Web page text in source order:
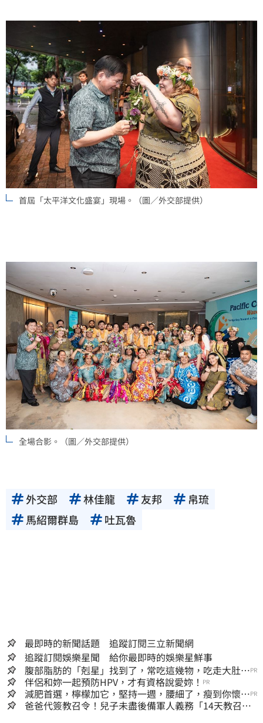
首屆「太平洋文化盛宴」現場。（圖／外交部提供）
全場合影。（圖／外交部提供）
外交部 林佳龍 友邦
帛琉
馬紹爾群島
吐瓦魯
最即時的新聞話題 追蹤訂閱三立新聞網
追蹤訂閱娛樂星聞 給你最即時的娛樂星鮮事
腹部脂肪的「剋星」找到了，常吃這幾物，吃走大肚
囊，瘦出小蠻腰
PR
伴侶和妳一起預防HPV，才有資格說愛妳！ PR
減肥首選，檸檬加它，堅持一週，腰細了，瘦到你懷疑
人生
PR
爸爸代簽教召令！兒子未盡後備軍人義務「14天教召不